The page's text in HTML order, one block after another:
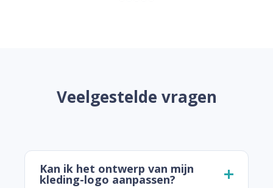
Veelgestelde vragen
Kan ik het ontwerp van mijn
kleding-logo aanpassen?